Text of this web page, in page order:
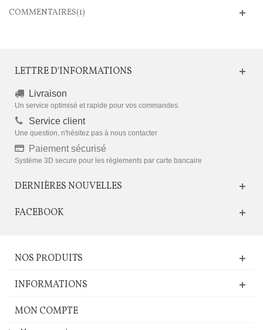
COMMENTAIRES(1)
LETTRE D'INFORMATIONS
Livraison
Un service optimisé et rapide pour vos commandes.
Service client
Une question, n'hésitez pas à nous contacter
Paiement sécurisé
Système 3D secure pour les règlements par carte bancaire
DERNIÈRES NOUVELLES
FACEBOOK
NOS PRODUITS
INFORMATIONS
MON COMPTE